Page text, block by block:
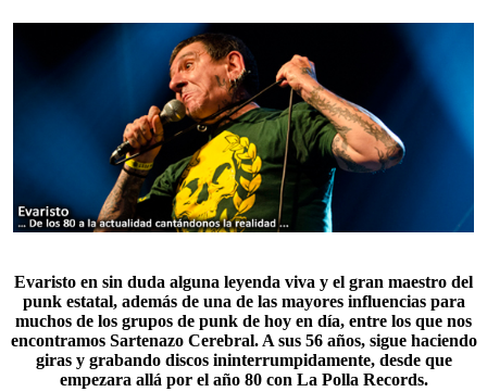
Evaristo en sin duda alguna leyenda viva y el gran maestro del
punk estatal, además de una de las mayores influencias para
muchos de los grupos de punk de hoy en día, entre los que nos
encontramos Sartenazo Cerebral. A sus 56 años, sigue haciendo
giras y grabando discos ininterrumpidamente, desde que
empezara allá por el año 80 con La Polla Records.